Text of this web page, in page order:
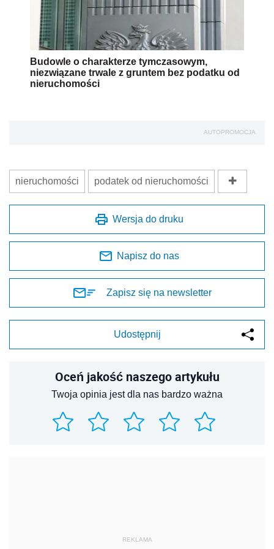
Budowle o charakterze tymczasowym,
niezwiązane trwale z gruntem bez podatku od
nieruchomości
AUTOPROMOCJA
nieruchomości podatek od nieruchomości
Wersja do druku
Napisz do nas
Zapisz się na newsletter
Udostępnij
Oceń jakość naszego artykułu
Twoja opinia jest dla nas bardzo ważna
REKLAMA